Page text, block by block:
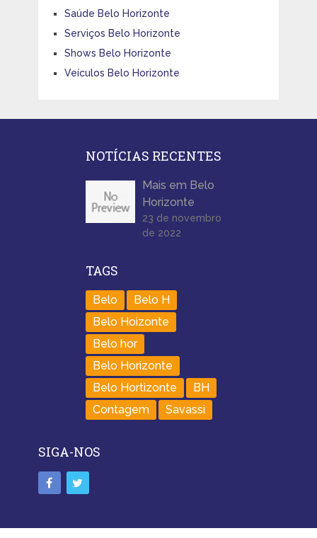
Saúde Belo Horizonte
Serviços Belo Horizonte
Shows Belo Horizonte
Veículos Belo Horizonte
NOTÍCIAS RECENTES
Mais em Belo
Horizonte
23 de novembro
de 2022
TAGS
Belo
Belo H
Belo Hoizonte
Belo hor
Belo Horizonte
Belo Hortizonte
BH
Contagem
Savassi
SIGA-NOS